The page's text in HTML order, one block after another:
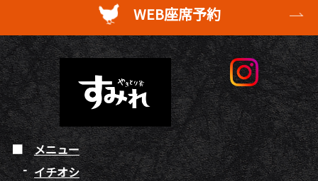
WEB座席予約
メニュー
イチオシ